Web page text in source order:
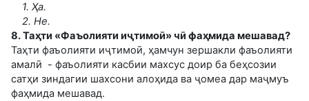
1. Ҳа.
2. Не.
8. Таҳти «Фаъолияти иҷтимоӣ» чӣ фаҳмида мешавад?
Таҳти фаъолияти иҷтимоӣ, ҳамчун зершакли фаъолияти
амалӣ - фаъолияти касбии махсус доир ба беҳсозии
сатҳи зиндагии шахсони алоҳида ва ҷомеа дар маҷмуъ
фаҳмида мешавад.